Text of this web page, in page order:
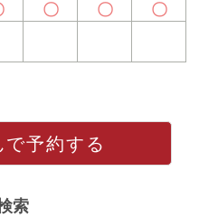
〇 〇 〇
予約する
索